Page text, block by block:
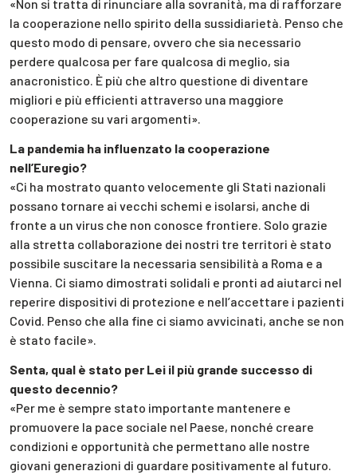
«Non si tratta di rinunciare alla sovranità, ma di rafforzare
la cooperazione nello spirito della sussidiarietà. Penso che
questo modo di pensare, ovvero che sia necessario
perdere qualcosa per fare qualcosa di meglio, sia
anacronistico. È più che altro questione di diventare
migliori e più efficienti attraverso una maggiore
cooperazione su vari argomenti».
La pandemia ha influenzato la cooperazione
nell’Euregio?
«Ci ha mostrato quanto velocemente gli Stati nazionali
possano tornare ai vecchi schemi e isolarsi, anche di
fronte a un virus che non conosce frontiere. Solo grazie
alla stretta collaborazione dei nostri tre territori è stato
possibile suscitare la necessaria sensibilità a Roma e a
Vienna. Ci siamo dimostrati solidali e pronti ad aiutarci nel
reperire dispositivi di protezione e nell’accettare i pazienti
Covid. Penso che alla fine ci siamo avvicinati, anche se non
è stato facile».
Senta, qual è stato per Lei il più grande successo di
questo decennio?
«Per me è sempre stato importante mantenere e
promuovere la pace sociale nel Paese, nonché creare
condizioni e opportunità che permettano alle nostre
giovani generazioni di guardare positivamente al futuro.